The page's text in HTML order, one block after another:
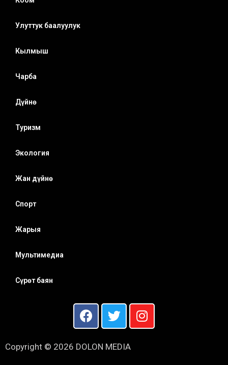
Улуттук баалуулук
Кылмыш
Чарба
Дүйнө
Туризм
Экология
Жан дүйнө
Спорт
Жарыя
Мультимедиа
Сүрөт баян
Copyright © 2026 DOLON MEDIA